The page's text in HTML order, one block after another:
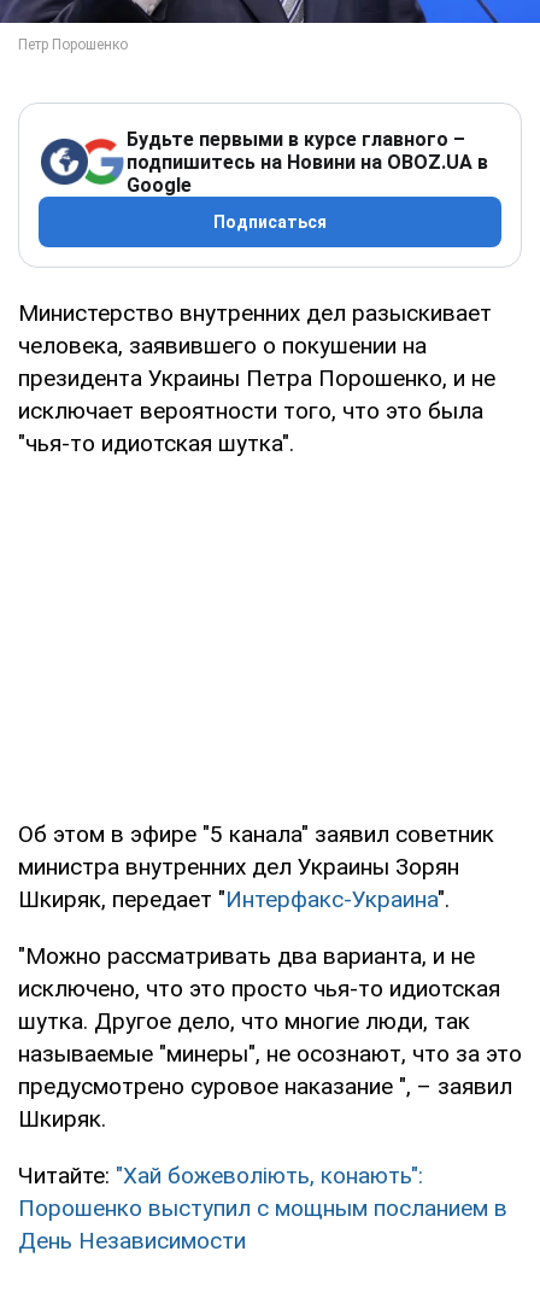
Будьте первыми в курсе главного –
подпишитесь на Новини на OBOZ.UA в
Google
Подписаться
Министерство внутренних дел разыскивает
человека, заявившего о покушении на
президента Украины Петра Порошенко, и не
исключает вероятности того, что это была
"чья-то идиотская шутка".
Об этом в эфире "5 канала" заявил советник
министра внутренних дел Украины Зорян
Шкиряк, передает "Интерфакс-Украина".
"Можно рассматривать два варианта, и не
исключено, что это просто чья-то идиотская
шутка. Другое дело, что многие люди, так
называемые "минеры", не осознают, что за это
предусмотрено суровое наказание ", – заявил
Шкиряк.
Читайте: "Хай божеволіють, конають":
Порошенко выступил с мощным посланием в
День Независимости